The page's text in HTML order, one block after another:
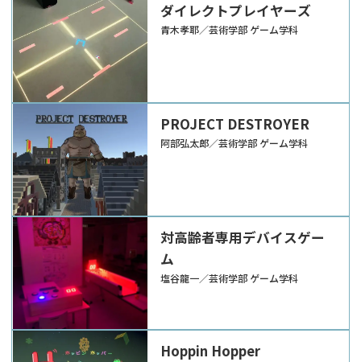
ダイレクトプレイヤーズ
青木孝耶／芸術学部 ゲーム学科
PROJECT DESTROYER
阿部弘太郎／芸術学部 ゲーム学科
対高齢者専用デバイスゲー
ム
塩谷龍一／芸術学部 ゲーム学科
Hoppin Hopper